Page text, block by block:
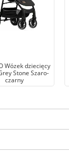
Wózek dziecięcy
Stone Szaro-
czarny